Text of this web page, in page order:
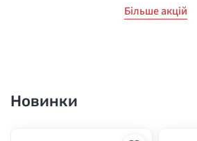
Більше акцій
Новинки